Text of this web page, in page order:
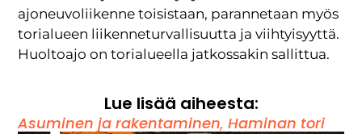
ajoneuvoliikenne toisistaan, parannetaan myös
torialueen liikenneturvallisuutta ja viihtyisyyttä.
Huoltoajo on torialueella jatkossakin sallittua.
Lue lisää aiheesta:
Asuminen ja rakentaminen,Haminan tori